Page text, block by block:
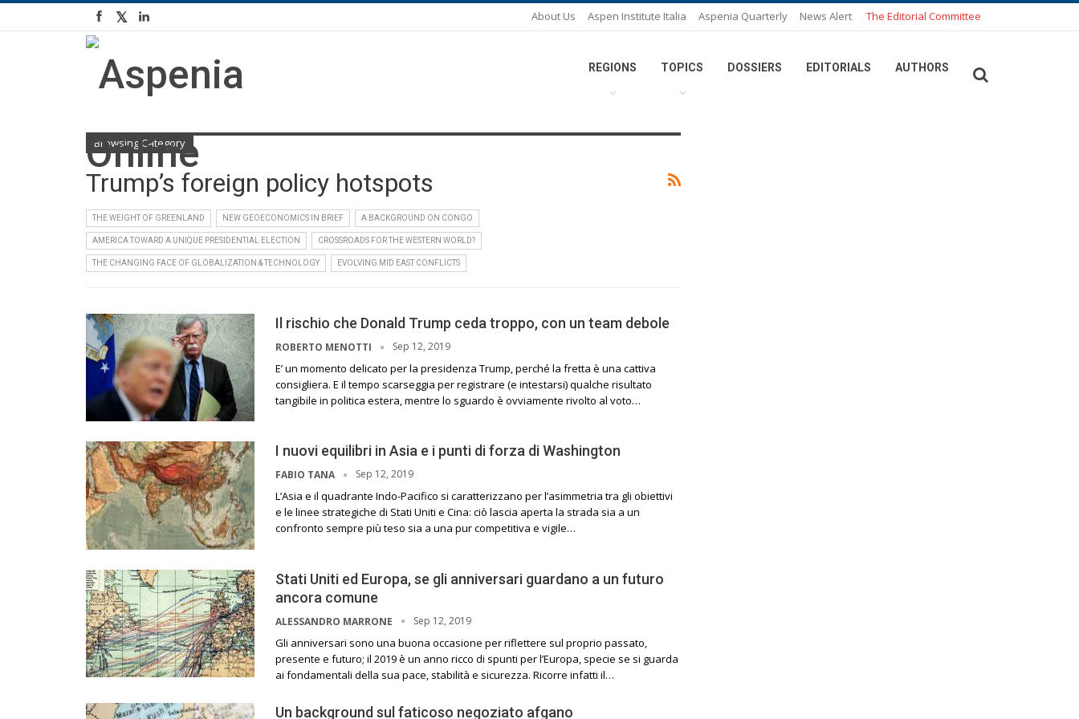
About Us Aspen Institute Italia Aspenia Quarterly News Alert The Editorial Committee
REGIONS TOPICS DOSSIERS EDITORIALS AUTHORS
Browsing Category
Trump’s foreign policy hotspots
THE WEIGHT OF GREENLAND NEW GEOECONOMICS IN BRIEF A BACKGROUND ON CONGO
AMERICA TOWARD A UNIQUE PRESIDENTIAL ELECTION CROSSROADS FOR THE WESTERN WORLD?
THE CHANGING FACE OF GLOBALIZATION & TECHNOLOGY EVOLVING MID EAST CONFLICTS
Il rischio che Donald Trump ceda troppo, con un team debole
ROBERTO MENOTTI Sep 12, 2019
E’ un momento delicato per la presidenza Trump, perché la fretta è una cattiva
consigliera. E il tempo scarseggia per registrare (e intestarsi) qualche risultato
tangibile in politica estera, mentre lo sguardo è ovviamente rivolto al voto…
I nuovi equilibri in Asia e i punti di forza di Washington
FABIO TANA Sep 12, 2019
L’Asia e il quadrante Indo-Pacifico si caratterizzano per l’asimmetria tra gli obiettivi
e le linee strategiche di Stati Uniti e Cina: ciò lascia aperta la strada sia a un
confronto sempre più teso sia a una pur competitiva e vigile…
Stati Uniti ed Europa, se gli anniversari guardano a un futuro
ancora comune
ALESSANDRO MARRONE Sep 12, 2019
Gli anniversari sono una buona occasione per riflettere sul proprio passato,
presente e futuro; il 2019 è un anno ricco di spunti per l’Europa, specie se si guarda
ai fondamentali della sua pace, stabilità e sicurezza. Ricorre infatti il…
Un background sul faticoso negoziato afgano